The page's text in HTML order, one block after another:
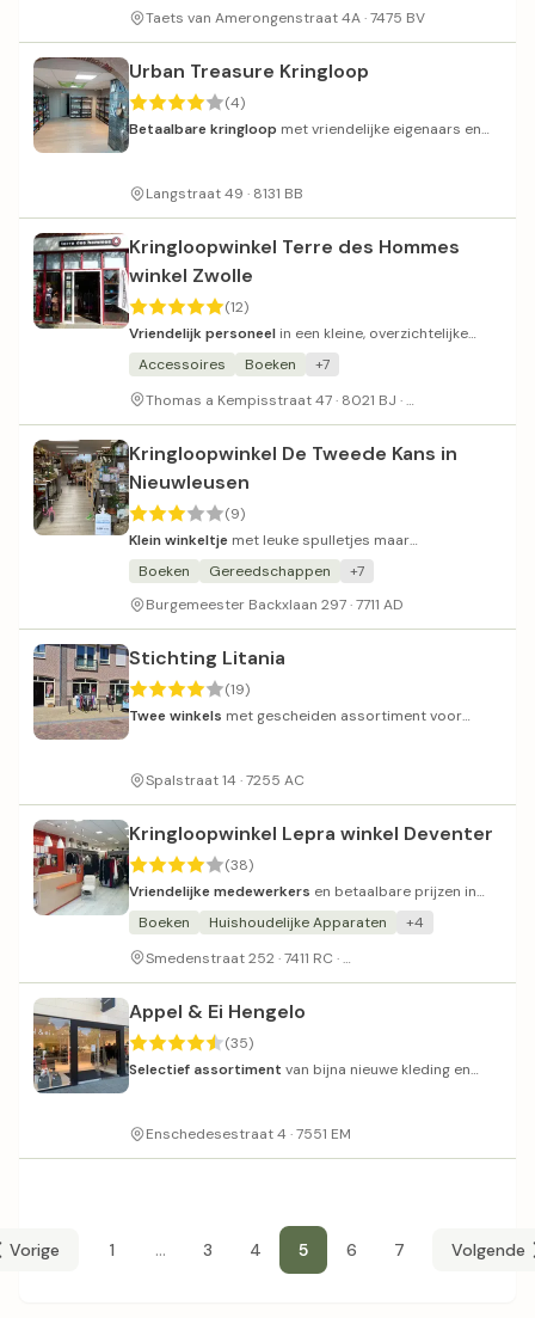
Taets van Amerongenstraat 4A · 7475 BV
Urban Treasure Kringloop
(4)
Betaalbare kringloop met vriendelijke eigenaars en
Langstraat 49 · 8131 BB
Kringloopwinkel Terre des Hommes
winkel Zwolle
(12)
Vriendelijk personeel in een kleine, overzichtelijke
winkel met een betaalbaar assortiment.
Accessoires Boeken
+7
Thomas a Kempisstraat 47 · 8021 BJ ·
Kringloopwinkel De Tweede Kans in
Nieuwleusen
(9)
Klein winkeltje met leuke spulletjes maar
onbetrouwbare openingstijden.
Boeken Gereedschappen
+7
Burgemeester Backxlaan 297 · 7711 AD
Stichting Litania
(19)
Twee winkels met gescheiden assortiment voor
Spalstraat 14 · 7255 AC
Kringloopwinkel Lepra winkel Deventer
(38)
Vriendelijke medewerkers en betaalbare prijzen in
deze populaire kringloopwinkel.
Boeken Huishoudelijke Apparaten
+4
Smedenstraat 252 · 7411 RC ·
Appel & Ei Hengelo
(35)
Selectief assortiment van bijna nieuwe kleding en
Enschedesestraat 4 · 7551 EM
Vorige 1 ... 3 4 5 6 7 Volgende